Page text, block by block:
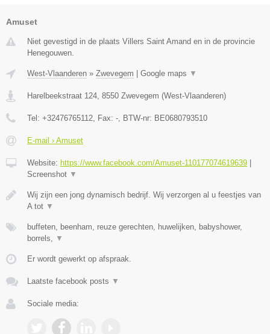
Amuset
Niet gevestigd in de plaats Villers Saint Amand en in de provincie
Henegouwen.
West-Vlaanderen » Zwevegem Google maps ▼
Harelbeekstraat 124, 8550 Zwevegem (West-Vlaanderen)
Tel: +32476765112, Fax: -, BTW-nr: BE0680793510
E-mail › Amuset
Website: https://www.facebook.com/Amuset-110177074619639
Screenshot ▼
Wij zijn een jong dynamisch bedrijf. Wij verzorgen al u feestjes van
A tot ▼
buffeten, beenham, reuze gerechten, huwelijken, babyshower,
borrels, ▼
Er wordt gewerkt op afspraak.
Laatste facebook posts ▼
Sociale media: